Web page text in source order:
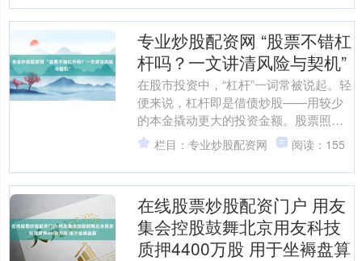
专业炒股配资网 “股票不错杠
杆吗？一文讲清风险与契机”
在股市投资中，“杠杆”一词常被说起。轻
便来说，杠杆即是借债炒股——用较少
的本金撬动更大的投资金额。股票照实
不错加杠杆，但这条路并非东说念主东
说念主王人能走，更不....
栏目：专业炒股配资网 阅读：155
在线股票炒股配资门户 用友
集会控股鼓舞北京用友科技
质押4400万股 用于坐褥盘算